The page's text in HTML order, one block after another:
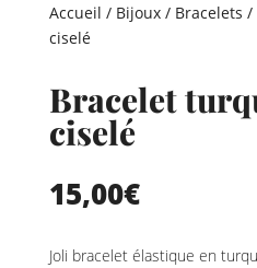
Accueil / Bijoux/ Bracelets /
ciselé
Bracelet
ciselé
15,00€
Joli bracelet élastique en